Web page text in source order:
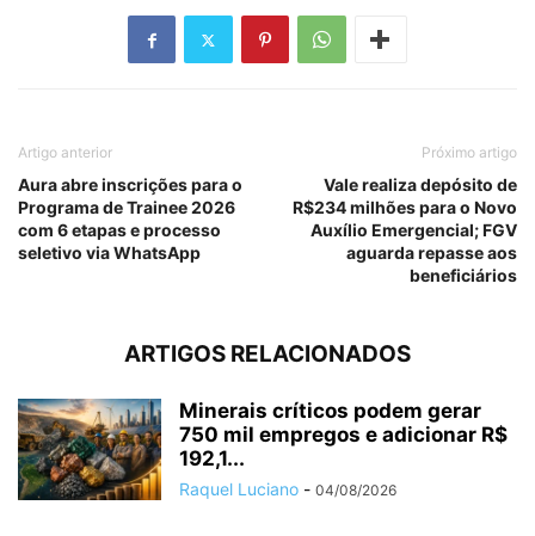
Artigo anterior
Aura abre inscrições para o
Programa de Trainee 2026
com 6 etapas e processo
seletivo via WhatsApp
Próximo artigo
Vale realiza depósito de
R$234 milhões para o Novo
Auxílio Emergencial; FGV
aguarda repasse aos
beneficiários
ARTIGOS RELACIONADOS
Minerais críticos podem gerar
750 mil empregos e adicionar R$
192,1...
Raquel Luciano - 04/08/2026